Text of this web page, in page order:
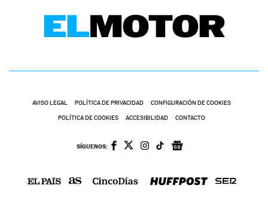
AVISO LEGAL POLÍTICA DE PRIVACIDAD CONFIGURACIÓN DE COOKIES
POLÍTICA DE COOKIES ACCESIBILIDAD CONTACTO
SÍGUENOS: